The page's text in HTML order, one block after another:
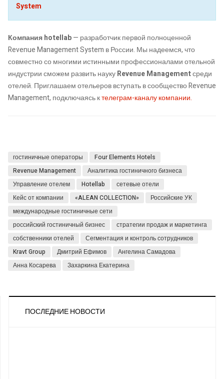
System
Компания hotellab— разработчик первой полноценной
Revenue Management System в России. Мы надеемся, что
совместно со многими истинными профессионалами отельной
индустрии сможем развить наукуRevenue Managementсреди
отелей. Приглашаем отельеров вступать в сообщество Revenue
Management, подключаясь ктелеграм-каналу компании.
гостиничные операторы
Four Elements Hotels
Revenue Management
Аналитика гостиничного бизнеса
Управление отелем
Hotellab
сетевые отели
Кейс от компании
«ALEAN COLLECTION»
Российские УК
международные гостиничные сети
российский гостиничный бизнес
стратегии продаж и маркетинга
собственники отелей
Сегментация и контроль сотрудников
Kravt Group
Дмитрий Ефимов
Ангелина Самадова
Анна Косарева
Захаркина Екатерина
ПОСЛЕДНИЕ НОВОСТИ